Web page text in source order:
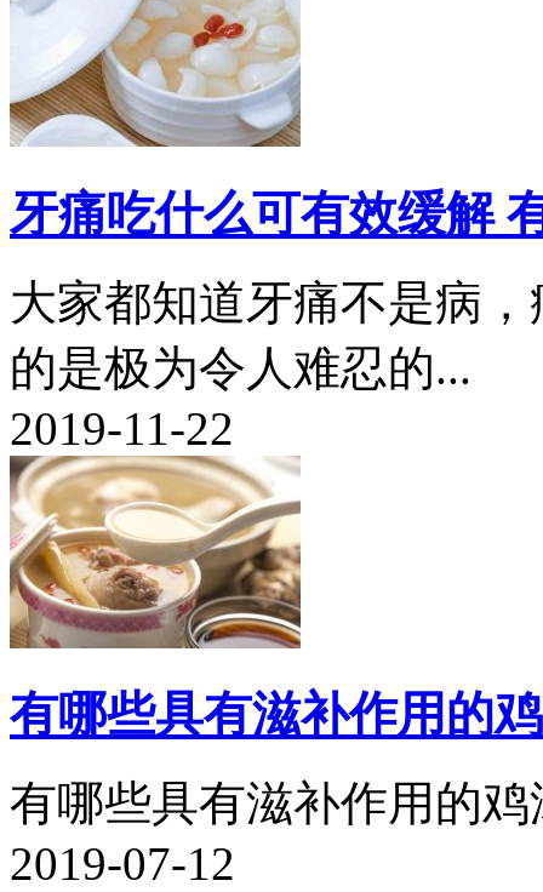
牙痛吃什么可有效缓解
大家都知道牙痛不是病
的是极为令人难忍的...
2019-11-22
有哪些具有滋补作用的
有哪些具有滋补作用的鸡
2019-07-12